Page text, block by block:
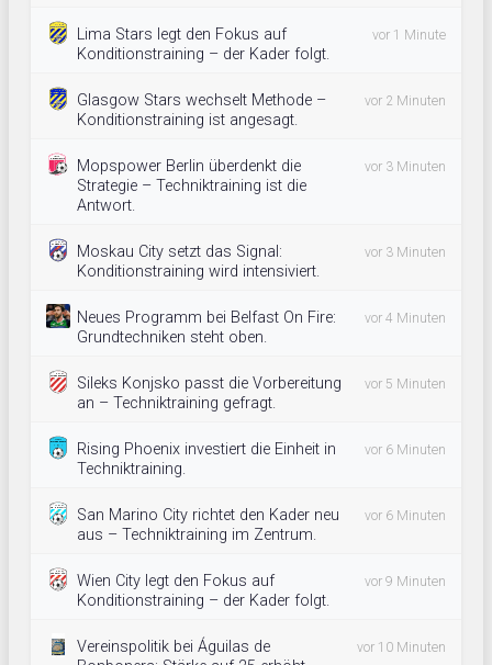
Lima Stars legt den Fokus auf
Konditionstraining – der Kader folgt.
vor 1 Minute
Glasgow Stars wechselt Methode –
Konditionstraining ist angesagt.
vor 2 Minuten
Mopspower Berlin überdenkt die
Strategie – Techniktraining ist die
Antwort.
vor 3 Minuten
Moskau City setzt das Signal:
Konditionstraining wird intensiviert.
vor 3 Minuten
Neues Programm bei Belfast On Fire:
Grundtechniken steht oben.
vor 4 Minuten
Sileks Konjsko passt die Vorbereitung
an – Techniktraining gefragt.
vor 5 Minuten
Rising Phoenix investiert die Einheit in
Techniktraining.
vor 6 Minuten
San Marino City richtet den Kader neu
aus – Techniktraining im Zentrum.
vor 6 Minuten
Wien City legt den Fokus auf
Konditionstraining – der Kader folgt.
vor 9 Minuten
Vereinspolitik bei Águilas de
vor 10 Minuten